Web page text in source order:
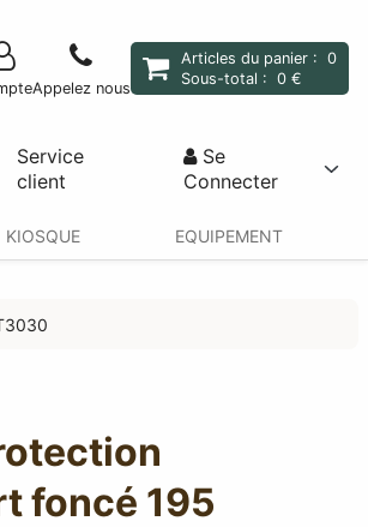
Appelez nous
Articles du panier : 0
Sous-total : 0 €
Service
client
Se
Connecter
KIOSQUE EQUIPEMENT
foncé 195